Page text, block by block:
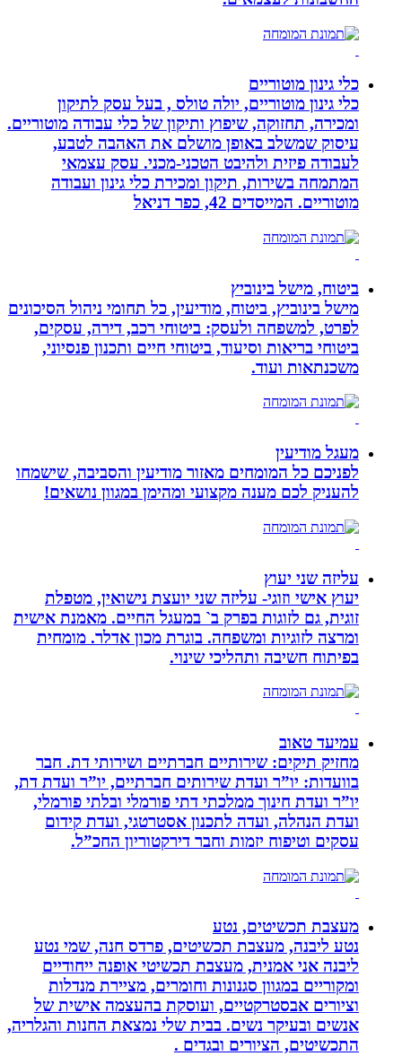
כלי גינון מוטוריים
כלי גינון מוטוריים, יולה טולס , בעל עסק לתיקון
ומכירה, תחזוקה, שיפוץ ותיקון של כלי עבודה מוטוריים.
עיסוק שמשלב באופן מושלם את האהבה לטבע,
לעבודה פיזית ולהיבט הטכני-מכני. עסק עצמאי
המתמחה בשירות, תיקון ומכירת כלי גינון ועבודה
מוטוריים. המייסדים 42, כפר דניאל
ביטוח, מישל בינוביץ
מישל בינוביץ, ביטוח, מודיעין, כל תחומי ניהול הסיכונים
לפרט, למשפחה ולעסק: ביטוחי רכב, דירה, עסקים,
ביטוחי בריאות וסיעוד, ביטוחי חיים ותכנון פנסיוני,
משכנתאות ועוד.
מעגל מודיעין
לפניכם כל המומחים מאזור מודיעין והסביבה, שישמחו
להעניק לכם מענה מקצועי ומהימן במגוון נושאים!
עליזה שני יעוץ
יעוץ אישי וזוגי- עליזה שני יועצת נישואין, מטפלת
זוגית, גם לזוגות בפרק ב` במעגל החיים. מאמנת אישית
ומרצה לזוגיות ומשפחה. בוגרת מכון אדלר. מומחית
בפיתוח חשיבה ותהליכי שינוי.
עמיעד טאוב
מחזיק תיקים: שירותיים חברתיים ושירותי דת. חבר
בוועדות: יו”ר ועדת שירותים חברתיים, יו”ר ועדת דת,
יו”ר ועדת חינוך ממלכתי דתי פורמלי ובלתי פורמלי,
ועדת הנהלה, ועדה לתכנון אסטרטגי, ועדת קידום
עסקים וטיפוח יזמות וחבר דירקטוריון החכ”ל.
מעצבת תכשיטים, נטע
נטע ליבנה, מעצבת תכשיטים, פרדס חנה, שמי נטע
ליבנה אני אמנית, מעצבת תכשיטי אופנה ייחודיים
ומקוריים במגוון סגנונות וחומרים, מציירת מנדלות
וציורים אבסטרקטיים, ועוסקת בהעצמה אישית של
אנשים ובעיקר נשים. בבית שלי נמצאת החנות והגלריה,
התכשיטים, הציורים ובגדים .